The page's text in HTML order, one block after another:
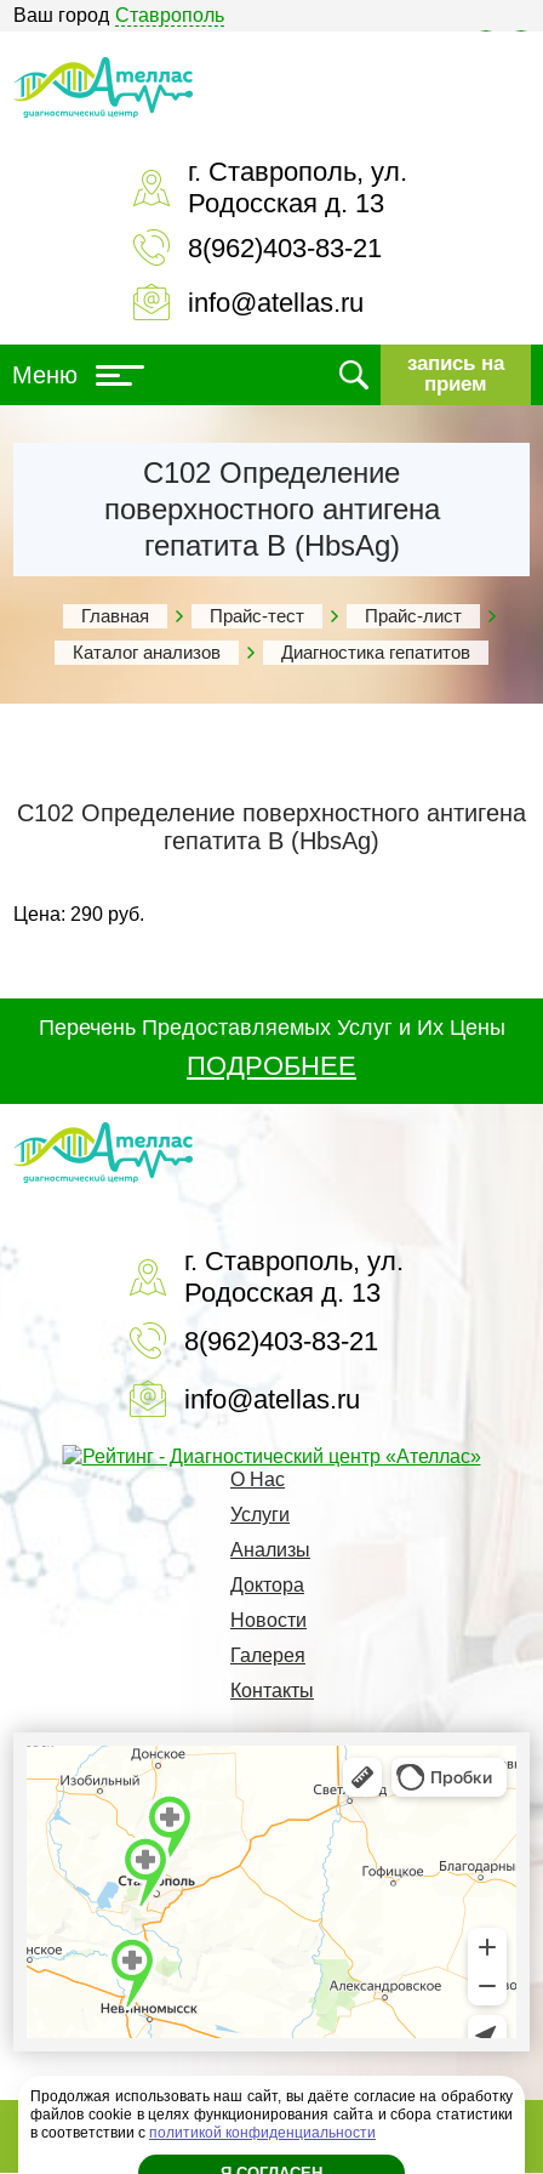
Ваш город Ставрополь
г. Ставрополь, ул.
Родосская д. 13
8(962)403-83-21
info@atellas.ru
Меню
запись на
прием
С102 Определение
поверхностного антигена
гепатита В (HbsAg)
Главная Прайс-тест
Прайс-лист
Каталог анализов
Диагностика гепатитов
С102 Определение поверхностного антигена
гепатита В (HbsAg)
Цена: 290 руб.
Перечень Предоставляемых Услуг и Их Цены
ПОДРОБНЕЕ
г. Ставрополь, ул.
Родосская д. 13
8(962)403-83-21
info@atellas.ru
О Нас
Услуги
Анализы
Доктора
Новости
Галерея
Контакты
Диагностический центр Ателлас - 2026 год
Продолжая использовать наш сайт, вы даёте согласие на обработку
файлов cookie в целях функционирования сайта и сбора статистики
в соответствии с политикой конфиденциальности